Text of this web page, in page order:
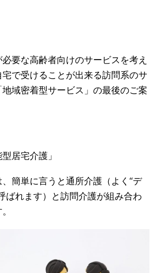
要な高齢者向けのサービスを考え
で受けることが出来る訪問系のサ
域密着型サービス」の最後のご案
居宅介護」
簡単に言うと通所介護（よく“デ
ばれます）と訪問介護が組み合わ